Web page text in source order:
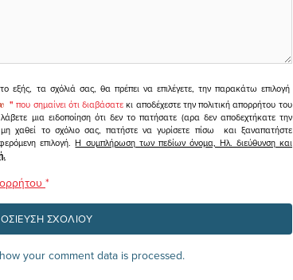
εξής, τα σχόλιά σας, θα πρέπει να επιλέγετε, την παρακάτω επιλογή
" που σημαίνει ότι διαβάσατεκι αποδέχεστε την πολιτική απορρήτου του
μια ειδοποίηση ότι δεν το πατήσατε (αρα δεν αποδεχτήκατε την
χαθεί το σχόλιο σας, πατήστε να γυρίσετε πίσω και ξαναπατήστε
επιλογή.Η συμπλήρωση των πεδίων όνομα, Ηλ. διεύθυνση και
*
your comment data is processed.